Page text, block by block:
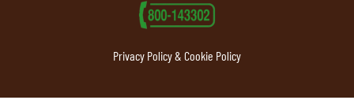
Privacy Policy & Cookie Policy